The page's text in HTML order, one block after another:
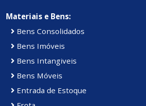
Materiais e Bens:
Bens Consolidados
Bens Imóveis
Bens Intangiveis
Bens Móveis
Entrada de Estoque